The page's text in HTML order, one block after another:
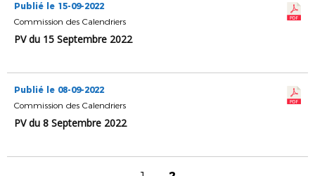
Publié le 15-09-2022
Commission des Calendriers
PV du 15 Septembre 2022
Publié le 08-09-2022
Commission des Calendriers
PV du 8 Septembre 2022